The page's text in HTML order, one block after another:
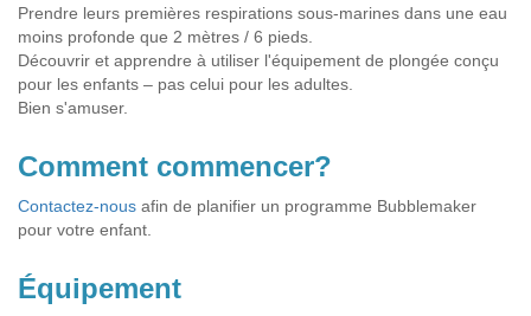
Prendre leurs premières respirations sous-marines dans une eau
moins profonde que 2 mètres / 6 pieds.
Découvrir et apprendre à utiliser l'équipement de plongée conçu
pour les enfants – pas celui pour les adultes.
Bien s'amuser.
Comment commencer?
Contactez-nous afin de planifier un programme Bubblemaker
pour votre enfant.
Équipement